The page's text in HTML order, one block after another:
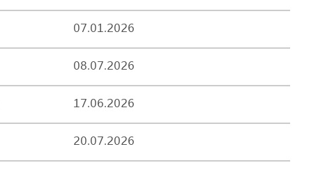
07.01.2026
08.07.2026
17.06.2026
20.07.2026